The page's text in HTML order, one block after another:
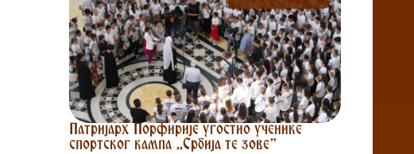
Патријарх Порфирије угостио ученике
спортског кампа „Србија те зове”